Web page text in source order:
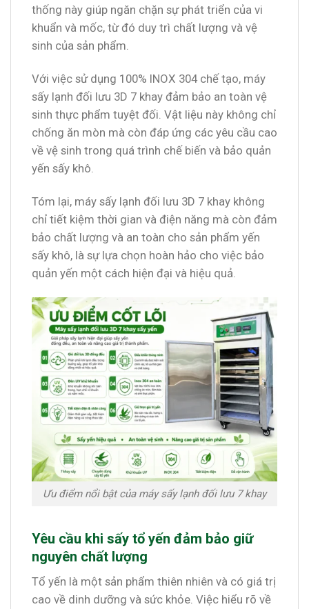
thống này giúp ngăn chặn sự phát triển của vi
khuẩn và mốc, từ đó duy trì chất lượng và vệ
sinh của sản phẩm.
Với việc sử dụng 100% INOX 304 chế tạo, máy
sấy lạnh đối lưu 3D 7 khay đảm bảo an toàn vệ
sinh thực phẩm tuyệt đối. Vật liệu này không chỉ
chống ăn mòn mà còn đáp ứng các yêu cầu cao
về vệ sinh trong quá trình chế biến và bảo quản
yến sấy khô.
Tóm lại, máy sấy lạnh đối lưu 3D 7 khay không
chỉ tiết kiệm thời gian và điện năng mà còn đảm
bảo chất lượng và an toàn cho sản phẩm yến
sấy khô, là sự lựa chọn hoàn hảo cho việc bảo
quản yến một cách hiện đại và hiệu quả.
Ưu điểm nổi bật của máy sấy lạnh đối lưu 7 khay
Yêu cầu khi sấy tổ yến đảm bảo giữ
nguyên chất lượng
Tổ yến là một sản phẩm thiên nhiên và có giá trị
cao về dinh dưỡng và sức khỏe. Việc hiểu rõ về